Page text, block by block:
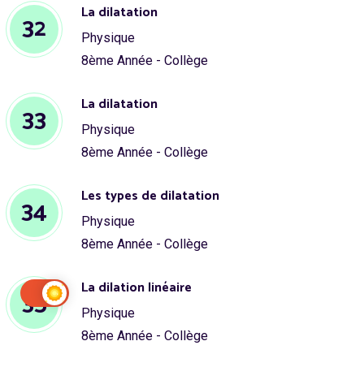
32 La dilatation
Physique
8ème Année - Collège
33 La dilatation
Physique
8ème Année - Collège
34 Les types de dilatation
Physique
8ème Année - Collège
35 La dilation linéaire
Physique
8ème Année - Collège